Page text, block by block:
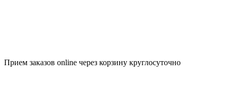
Прием заказов online через корзину круглосуточно